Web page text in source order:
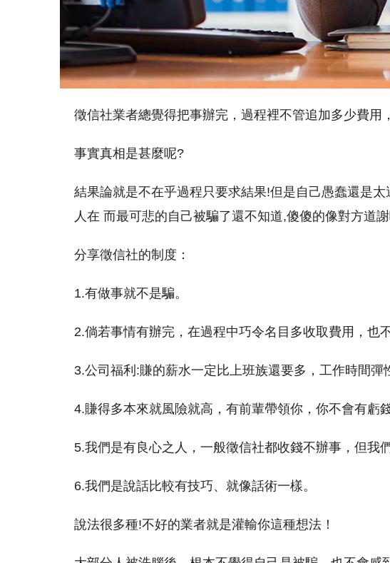
徵信社業者總覺得把事辦完，過程裡不管追加多少費用
事實真相是甚麼呢?
結果論就是不在乎過程只要求結果!但是自己愚蠢還是
人在 而最可悲的自己被騙了還不知道,傻傻的像對方道謝
分享徵信社的制度：
1.有做事就不是騙。
2.倘若事情有辦完，在過程中巧令名目多收取費用，也不
3.公司福利:賺的薪水一定比上班族還要多，工作時間彈
4.賺得多本來就風險就高，有前輩帶領你，你不會有虧
5.我們是有良心之人，一般徵信社都收錢不辦事，但我
6.我們是說話比較有技巧、就像話術一樣。
說法很多種!不好的業者就是灌輸你這種想法！